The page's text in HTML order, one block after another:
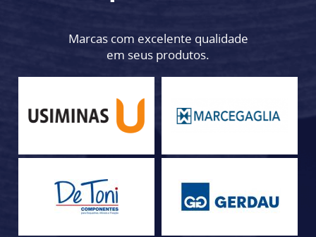
Marcas com excelente qualidade
em seus produtos.